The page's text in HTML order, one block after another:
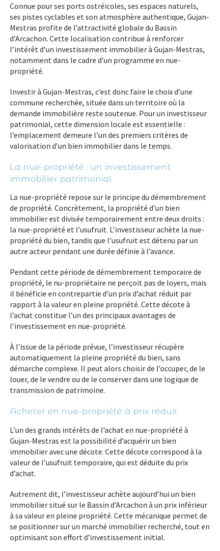
Connue pour ses ports ostréicoles, ses espaces naturels,
ses pistes cyclables et son atmosphère authentique, Gujan-
Mestras profite de l’attractivité globale du Bassin
d’Arcachon. Cette localisation contribue à renforcer
l’intérêt d’un investissement immobilier à Gujan-Mestras,
notamment dans le cadre d’un programme en nue-
propriété.
Investir à Gujan-Mestras, c’est donc faire le choix d’une
commune recherchée, située dans un territoire où la
demande immobilière reste soutenue. Pour un investisseur
patrimonial, cette dimension locale est essentielle :
l’emplacement demeure l’un des premiers critères de
valorisation d’un bien immobilier dans le temps.
La nue-propriété : un investissement
immobilier patrimonial
La nue-propriété repose sur le principe du démembrement
de propriété. Concrètement, la propriété d’un bien
immobilier est divisée temporairement entre deux droits :
la nue-propriété et l’usufruit. L’investisseur achète la nue-
propriété du bien, tandis que l’usufruit est détenu par un
autre acteur pendant une durée définie à l’avance.
Pendant cette période de démembrement temporaire de
propriété, le nu-propriétaire ne perçoit pas de loyers, mais
il bénéficie en contrepartie d’un prix d’achat réduit par
rapport à la valeur en pleine propriété. Cette décote à
l’achat constitue l’un des principaux avantages de
l’investissement en nue-propriété.
À l’issue de la période prévue, l’investisseur récupère
automatiquement la pleine propriété du bien, sans
démarche complexe. Il peut alors choisir de l’occuper, de le
louer, de le vendre ou de le conserver dans une logique de
transmission de patrimoine.
Acheter en nue-propriété à prix réduit
L’un des grands intérêts de l’achat en nue-propriété à
Gujan-Mestras est la possibilité d’acquérir un bien
immobilier avec une décote. Cette décote correspond à la
valeur de l’usufruit temporaire, qui est déduite du prix
d’achat.
Autrement dit, l’investisseur achète aujourd’hui un bien
immobilier situé sur le Bassin d’Arcachon à un prix inférieur
à sa valeur en pleine propriété. Cette mécanique permet de
se positionner sur un marché immobilier recherché, tout en
optimisant son effort d’investissement initial.